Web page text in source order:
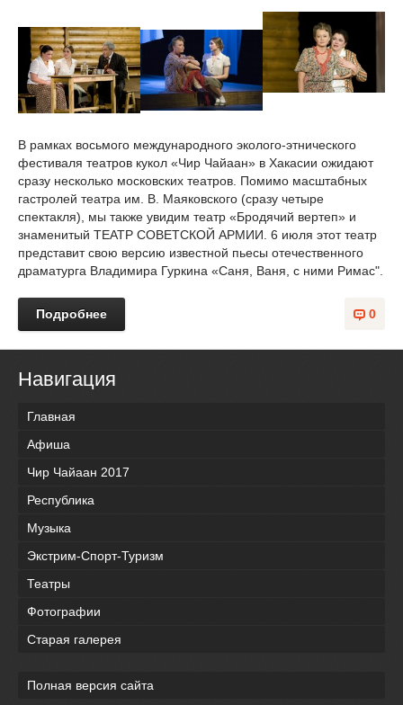
В рамках восьмого международного эколого-этнического
фестиваля театров кукол «Чир Чайаан» в Хакасии ожидают
сразу несколько московских театров. Помимо масштабных
гастролей театра им. В. Маяковского (сразу четыре
спектакля), мы также увидим театр «Бродячий вертеп» и
знаменитый ТЕАТР СОВЕТСКОЙ АРМИИ. 6 июля этот театр
представит свою версию известной пьесы отечественного
драматурга Владимира Гуркина «Саня, Ваня, с ними Римас".
0
Подробнее
Навигация
Главная
Афиша
Чир Чайаан 2017
Республика
Музыка
Экстрим-Спорт-Туризм
Театры
Фотографии
Старая галерея
Полная версия сайта